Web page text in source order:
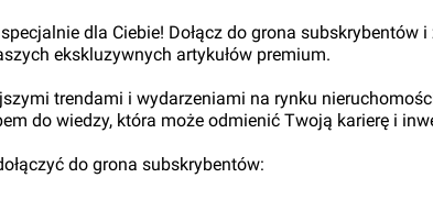
dla Ciebie! Dołącz do grona subskrybentów i
ekskluzywnych artykułów premium.
trendami i wydarzeniami na rynku
do wiedzy, która może odmienić Twoją karierę i
do grona subskrybentów: